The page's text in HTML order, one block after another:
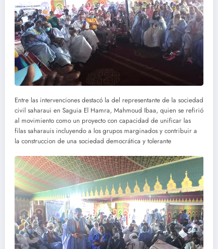
Entre las intervenciones destacó la del representante de la sociedad
civil saharaui en Saguia El Hamra, Mahmoud Ibaa, quien se refirió
al movimiento como un proyecto con capacidad de unificar las
filas saharauis incluyendo a los grupos marginados y contribuir a
la construccion de una sociedad democrática y tolerante